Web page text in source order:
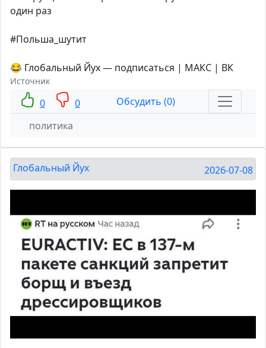
один раз
#Польша_шутит
😂 Глобальный Йух — подписаться | МАКС | ВК
Источник
0 0
Обсудить (0)
политика
Глобальный Йух 2026-07-08